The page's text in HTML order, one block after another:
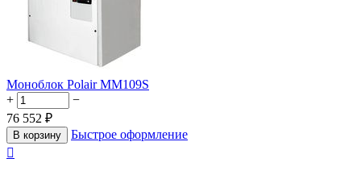
Моноблок Polair MM109S
+
−
76 552 ₽
В корзину
Быстрое оформление
